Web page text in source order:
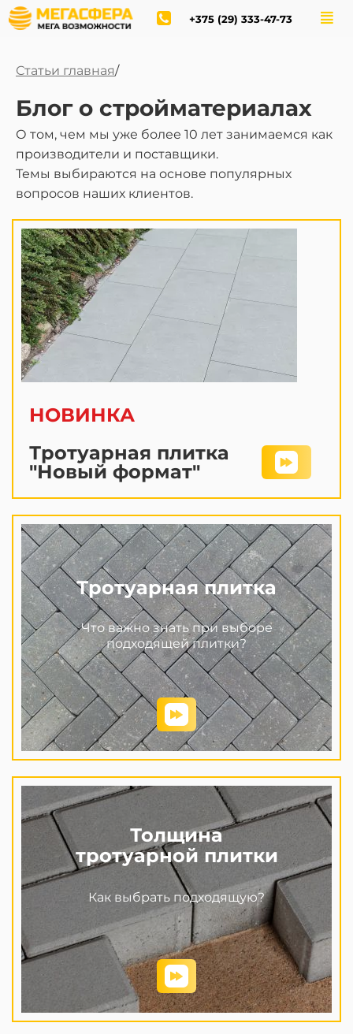
+375 (29) 333-47-73
Статьи главная/
Блог о стройматериалах
О том, чем мы уже более 10 лет занимаемся как
производители и поставщики.
Темы выбираются на основе популярных
вопросов наших клиентов.
НОВИНКА
Тротуарная плитка
"Новый формат"
Тротуарная плитка
Что важно знать при выборе
подходящей плитки?
Толщина
тротуарной плитки
Как выбрать подходящую?